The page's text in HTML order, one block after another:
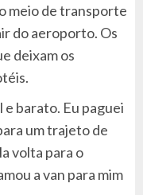
meio de transporte
do aeroporto. Os
deixam os
barato. Eu paguei
um trajeto de
volta para o
a van para mim